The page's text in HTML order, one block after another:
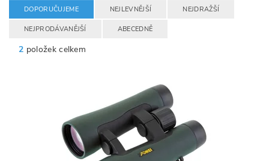
DOPORUČUJEME NEJLEVNĚJŠÍ NEJDRAŽŠÍ
NEJPRODÁVANĚJŠÍ ABECEDNĚ
2 položek celkem